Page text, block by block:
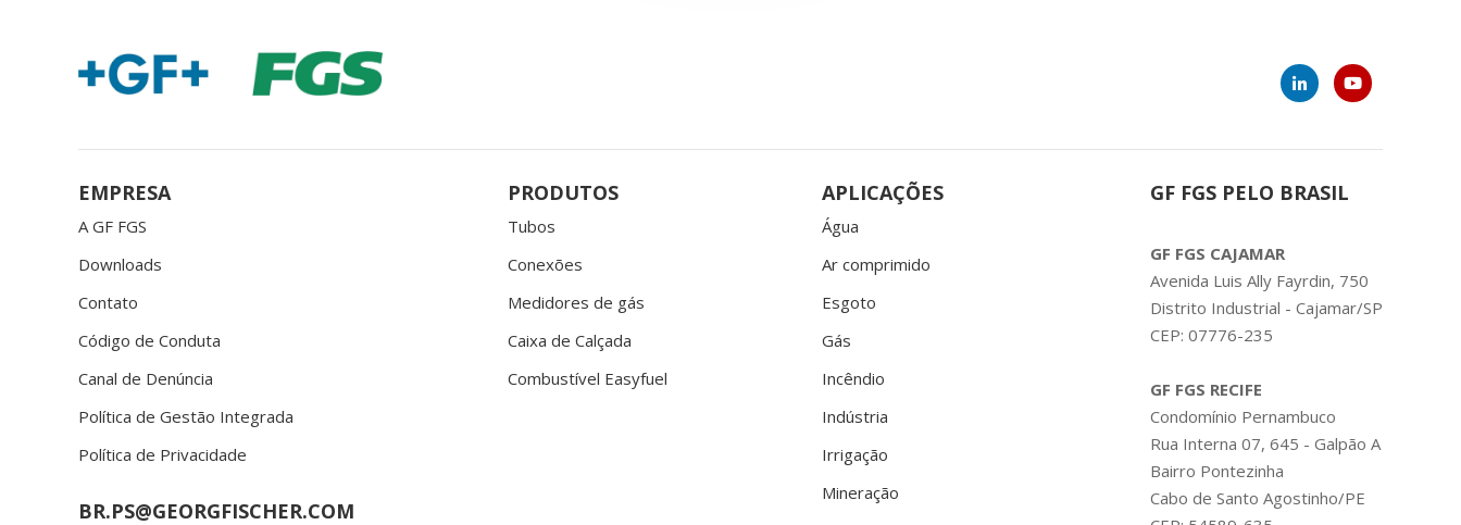
EMPRESA
A GF FGS
Downloads
Contato
Código de Conduta
Canal de Denúncia
Política de Gestão Integrada
Política de Privacidade
BR.PS@GEORGFISCHER.COM
PRODUTOS
Tubos
Conexões
Medidores de gás
Caixa de Calçada
Combustível Easyfuel
APLICAÇÕES
Água
Ar comprimido
Esgoto
Gás
Incêndio
Indústria
Irrigação
Mineração
GF FGS PELO BRASIL
GF FGS CAJAMAR
Avenida Luis Ally Fayrdin, 750
Distrito Industrial - Cajamar/SP
CEP: 07776-235
GF FGS RECIFE
Condomínio Pernambuco
Rua Interna 07, 645 - Galpão A
Bairro Pontezinha
Cabo de Santo Agostinho/PE